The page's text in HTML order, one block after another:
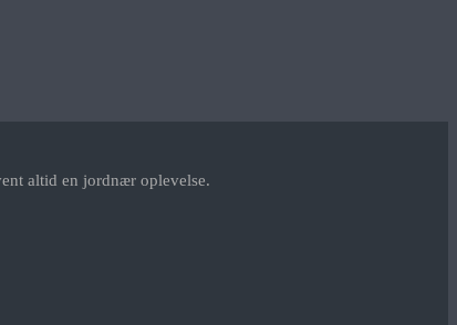
altid en jordnær oplevelse.